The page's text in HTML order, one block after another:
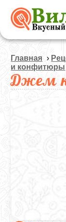
Главная ›
и конфитюры
Джем